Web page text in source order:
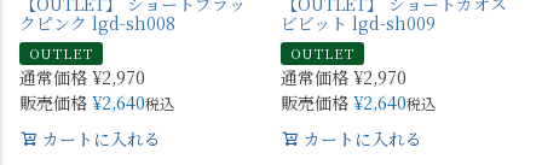
クピンク lgd-sh008
OUTLET
通常価格 ¥2,970
販売価格 ¥2,640税込
カートに入れる
ビビット lgd-sh009
OUTLET
通常価格 ¥2,970
販売価格 ¥2,640税込
カートに入れる